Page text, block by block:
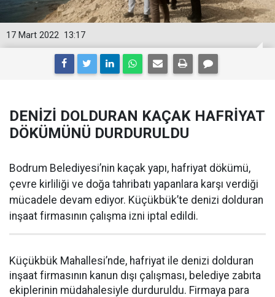
13:17
17 Mart 2022
DENİZİ DOLDURAN KAÇAK HAFRİYAT
DÖKÜMÜNÜ DURDURULDU
Bodrum Belediyesi’nin kaçak yapı, hafriyat dökümü,
çevre kirliliği ve doğa tahribatı yapanlara karşı verdiği
mücadele devam ediyor. Küçükbük’te denizi dolduran
inşaat firmasının çalışma izni iptal edildi.
Küçükbük Mahallesi’nde, hafriyat ile denizi dolduran
inşaat firmasının kanun dışı çalışması, belediye zabıta
ekiplerinin müdahalesiyle durduruldu. Firmaya para